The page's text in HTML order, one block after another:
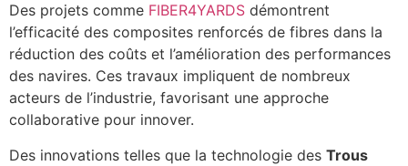
Des projets comme FIBER4YARDS démontrent
l’efficacité des composites renforcés de fibres dans la
réduction des coûts et l’amélioration des performances
des navires. Ces travaux impliquent de nombreux
acteurs de l’industrie, favorisant une approche
collaborative pour innover.
Des innovations telles que la technologie des Trous